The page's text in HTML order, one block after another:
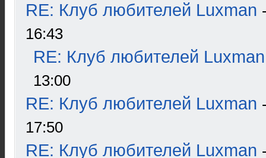
RE: Клуб любителей Luxman
16:43
RE: Клуб любителей Luxman
13:00
RE: Клуб любителей Luxman
17:50
RE: Клуб любителей Luxman